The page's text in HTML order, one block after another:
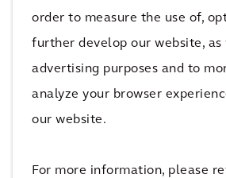
order to measure the use of,
further develop our website,
advertising purposes and to
analyze your browser
our website.
For more information, please
Proyectos
Podemos ayudar a los clientes a
partido a sus activos. Contamos
organizaciones en la